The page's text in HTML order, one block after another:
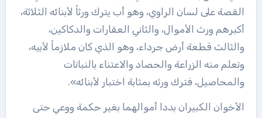
القصة على لسان الراوي، وهو أب يترك ورثاً لأبنائه الثلاثة،
أكبرهم ورث الأموال، والثاني العقارات والدكاكين،
والثالث قطعة أرض جرداء، وهو الذي كان ملازماً لأبيه،
وتعلم منه الزراعة والحصاد والاعتناء بالنباتات
والمحاصيل، فترك ورثه بمثابة اختبار لأبنائه».
الأخوان الكبيران بددا أموالهما بغير حكمة ووعي حتى